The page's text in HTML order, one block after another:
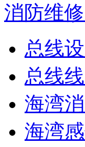
消防维修
总线
总线
海湾
海湾